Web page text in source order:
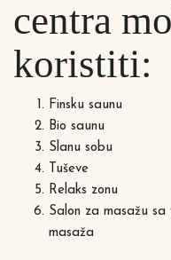
centra
koristiti:
Finsku saunu
Bio saunu
Slanu sobu
Tuševe
Relaks zonu
Salon za masažu
masaža